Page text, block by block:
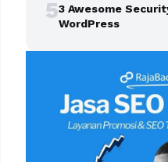
53 Awesome
WordPress